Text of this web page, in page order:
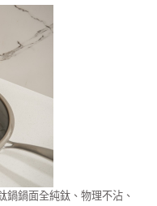
鍋鍋面全純鈦、物理不沾、